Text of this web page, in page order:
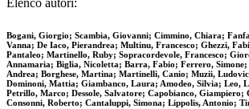
Elenco autori:
Bogani, Giorgio; Scambia, Giovanni; Cimmino, Chiara;
Vanna; De Iaco, Pierandrea; Multinu, Francesco; Ghezzi,
Pantaleo; Martinello, Ruby; Sopracordevole, Francesco;
Annamaria; Biglia, Nicoletta; Barra, Fabio; Ferrero,
Andrea; Borghese, Martina; Martinelli, Canio; Muzii,
Dominoni, Mattia; Giambanco, Laura; Amodeo, Silvia; Leo,
Petrillo, Marco; Dessole, Salvatore; Capobianco,
Consonni, Roberto; Cantaluppi, Simona; Lippolis, Antonio;